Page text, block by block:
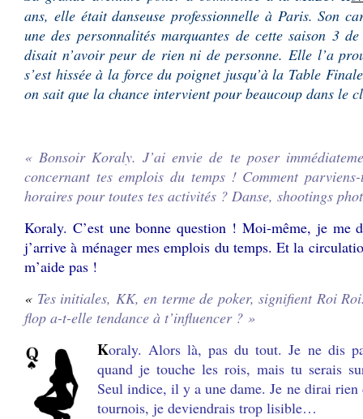
ans, elle était danseuse professionnelle à Paris. Son
une des personnalités marquantes de cette saison 3
disait n’avoir peur de rien ni de personne. Elle l’a
s’est hissée à la force du poignet jusqu’à la Table
on sait que la chance intervient pour beaucoup dans le
« Bonsoir Koraly. J’ai envie de te poser
concernant tes emplois du temps ! Comment
horaires pour toutes tes activités ? Danse, shootings
Koraly. C’est une bonne question ! Moi-même, je me
j’arrive à ménager mes emplois du temps. Et la
m’aide pas !
« Tes initiales, KK, en terme de poker, signifient Roi
flop a-t-elle tendance à t’influencer ? »
Koraly. Alors là, pas du tout. Je ne dis
quand je touche les rois, mais tu serais
Seul indice, il y a une dame. Je ne dirai rien
tournois, je deviendrais trop lisible…